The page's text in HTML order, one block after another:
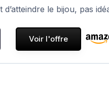
le bijou, pas
Voir l'offre